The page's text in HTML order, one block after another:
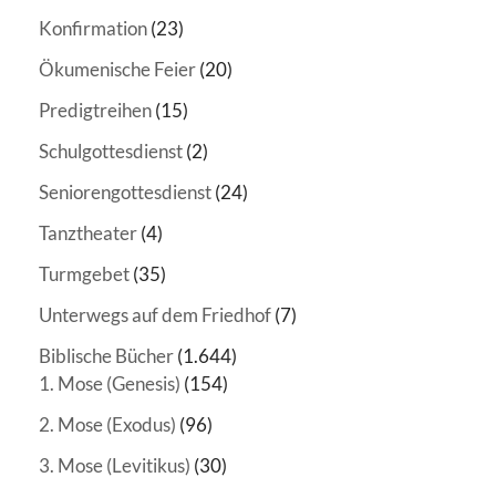
Konfirmation(23)
Ökumenische Feier(20)
Predigtreihen(15)
Schulgottesdienst(2)
Seniorengottesdienst(24)
Tanztheater(4)
Turmgebet(35)
Unterwegs auf dem Friedhof(7)
Biblische Bücher(1.644)
1. Mose (Genesis) (154)
2. Mose (Exodus) (96)
3. Mose (Levitikus) (30)